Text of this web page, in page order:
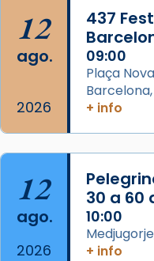
Foto
View on Facebook · Share
12
ago.
2026
437
09:00
Plaça
+ info
12
ago.
2026
30 a 60
10:00
+ info